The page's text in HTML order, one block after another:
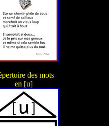
des mots
en [u]